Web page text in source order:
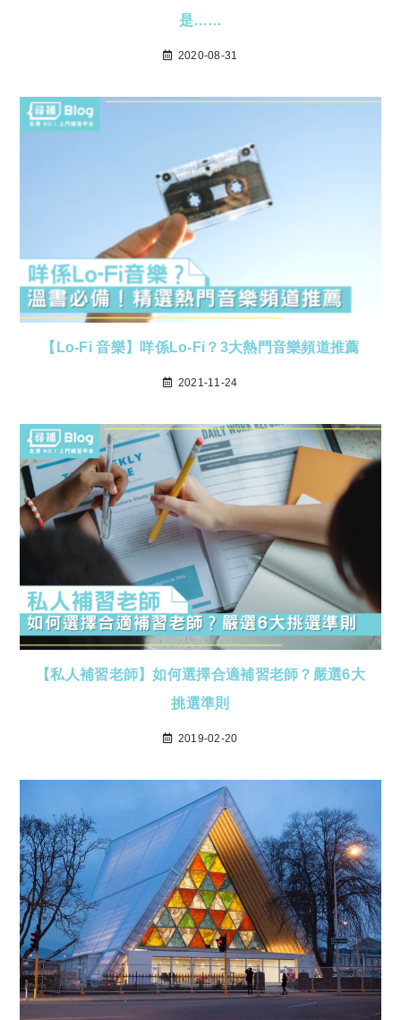
是……
2020-08-31
【Lo-Fi 音樂】咩係Lo-Fi？3大熱門音樂頻道推薦
2021-11-24
【私人補習老師】如何選擇合適補習老師？嚴選6大
挑選準則
2019-02-20